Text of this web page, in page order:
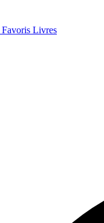
Favoris Livres